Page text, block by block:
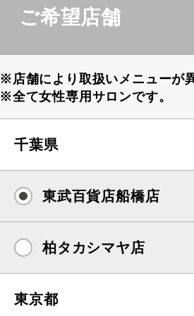
ご希望店舗
※店舗により取扱いメニューが
※全て女性専用サロンです。
千葉県
東武百貨店船橋店
柏タカシマヤ店
東京都